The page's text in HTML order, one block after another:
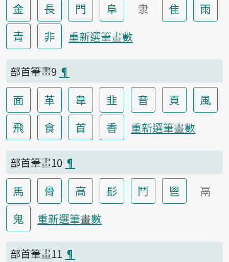
金 長 門 阜 隶 隹
雨
青
非 重新選筆畫數
部首筆畫9 ¶
面 革 韋 韭 音 頁
風
飛
食 首 香 重新選筆畫數
部首筆畫10 ¶
馬 骨 高 髟 鬥 鬯
鬲
鬼
重新選筆畫數
部首筆畫11 ¶